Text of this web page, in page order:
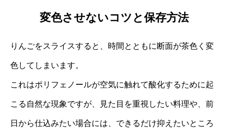
変色させないコツと保存方法
りんごをスライスすると、時間とともに断面が茶色く変
色してしまいます。
これはポリフェノールが空気に触れて酸化するために起
こる自然な現象ですが、見た目を重視したい料理や、前
日から仕込みたい場合には、できるだけ抑えたいところ